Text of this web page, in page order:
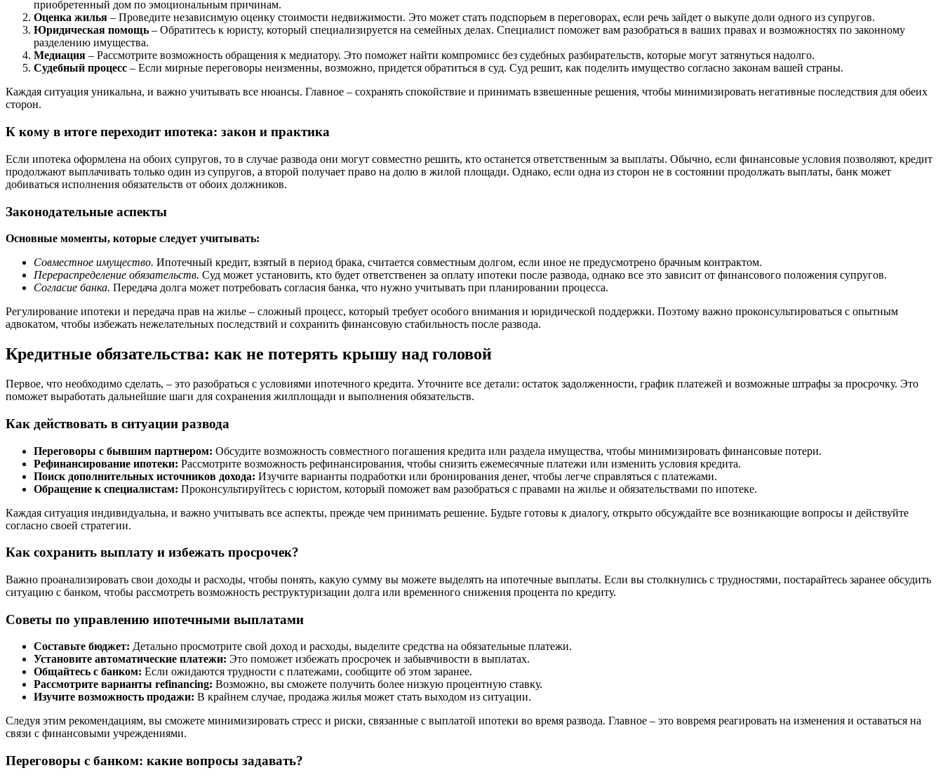
приобретенный дом по эмоциональным причинам.
Оценка жилья – Проведите независимую оценку стоимости недвижимости. Это может стать подспорьем в переговорах, если речь зайдет о выкупе доли одного из супругов.
Юридическая помощь – Обратитесь к юристу, который специализируется на семейных делах. Специалист поможет вам разобраться в ваших правах и возможностях по законному
разделению имущества.
Медиация – Рассмотрите возможность обращения к медиатору. Это поможет найти компромисс без судебных разбирательств, которые могут затянуться надолго.
Судебный процесс – Если мирные переговоры неизменны, возможно, придется обратиться в суд. Суд решит, как поделить имущество согласно законам вашей страны.
Каждая ситуация уникальна, и важно учитывать все нюансы. Главное – сохранять спокойствие и принимать взвешенные решения, чтобы минимизировать негативные последствия для обеих
сторон.
К кому в итоге переходит ипотека: закон и практика
Если ипотека оформлена на обоих супругов, то в случае развода они могут совместно решить, кто останется ответственным за выплаты. Обычно, если финансовые условия позволяют, кредит
продолжают выплачивать только один из супругов, а второй получает право на долю в жилой площади. Однако, если одна из сторон не в состоянии продолжать выплаты, банк может
добиваться исполнения обязательств от обоих должников.
Законодательные аспекты
Основные моменты, которые следует учитывать:
Совместное имущество. Ипотечный кредит, взятый в период брака, считается совместным долгом, если иное не предусмотрено брачным контрактом.
Перераспределение обязательств. Суд может установить, кто будет ответственен за оплату ипотеки после развода, однако все это зависит от финансового положения супругов.
Согласие банка. Передача долга может потребовать согласия банка, что нужно учитывать при планировании процесса.
Регулирование ипотеки и передача прав на жилье – сложный процесс, который требует особого внимания и юридической поддержки. Поэтому важно проконсультироваться с опытным
адвокатом, чтобы избежать нежелательных последствий и сохранить финансовую стабильность после развода.
Кредитные обязательства: как не потерять крышу над головой
Первое, что необходимо сделать, – это разобраться с условиями ипотечного кредита. Уточните все детали: остаток задолженности, график платежей и возможные штрафы за просрочку. Это
поможет выработать дальнейшие шаги для сохранения жилплощади и выполнения обязательств.
Как действовать в ситуации развода
Переговоры с бывшим партнером: Обсудите возможность совместного погашения кредита или раздела имущества, чтобы минимизировать финансовые потери.
Рефинансирование ипотеки: Рассмотрите возможность рефинансирования, чтобы снизить ежемесячные платежи или изменить условия кредита.
Поиск дополнительных источников дохода: Изучите варианты подработки или бронирования денег, чтобы легче справляться с платежами.
Обращение к специалистам: Проконсультируйтесь с юристом, который поможет вам разобраться с правами на жилье и обязательствами по ипотеке.
Каждая ситуация индивидуальна, и важно учитывать все аспекты, прежде чем принимать решение. Будьте готовы к диалогу, открыто обсуждайте все возникающие вопросы и действуйте
согласно своей стратегии.
Как сохранить выплату и избежать просрочек?
Важно проанализировать свои доходы и расходы, чтобы понять, какую сумму вы можете выделять на ипотечные выплаты. Если вы столкнулись с трудностями, постарайтесь заранее обсудить
ситуацию с банком, чтобы рассмотреть возможность реструктуризации долга или временного снижения процента по кредиту.
Советы по управлению ипотечными выплатами
Составьте бюджет: Детально просмотрите свой доход и расходы, выделите средства на обязательные платежи.
Установите автоматические платежи: Это поможет избежать просрочек и забывчивости в выплатах.
Общайтесь с банком: Если ожидаются трудности с платежами, сообщите об этом заранее.
Рассмотрите варианты refinancing: Возможно, вы сможете получить более низкую процентную ставку.
Изучите возможность продажи: В крайнем случае, продажа жилья может стать выходом из ситуации.
Следуя этим рекомендациям, вы сможете минимизировать стресс и риски, связанные с выплатой ипотеки во время развода. Главное – это вовремя реагировать на изменения и оставаться на
связи с финансовыми учреждениями.
Переговоры с банком: какие вопросы задавать?